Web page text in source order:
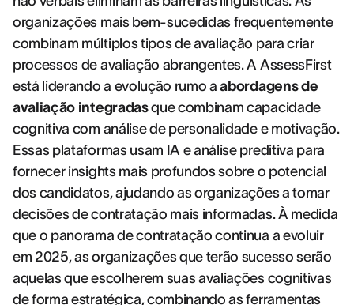
organizações mais bem-sucedidas frequentemente
combinam múltiplos tipos de avaliação para criar
processos de avaliação abrangentes. A AssessFirst
está liderando a evolução rumo aabordagens de
avaliação integradasque combinam capacidade
cognitiva com análise de personalidade e motivação.
Essas plataformas usam IA e análise preditiva para
fornecer insights mais profundos sobre o potencial
dos candidatos, ajudando as organizações a tomar
decisões de contratação mais informadas. À medida
que o panorama de contratação continua a evoluir
em 2025, as organizações que terão sucesso serão
aquelas que escolherem suas avaliações cognitivas
de forma estratégica, combinando as ferramentas